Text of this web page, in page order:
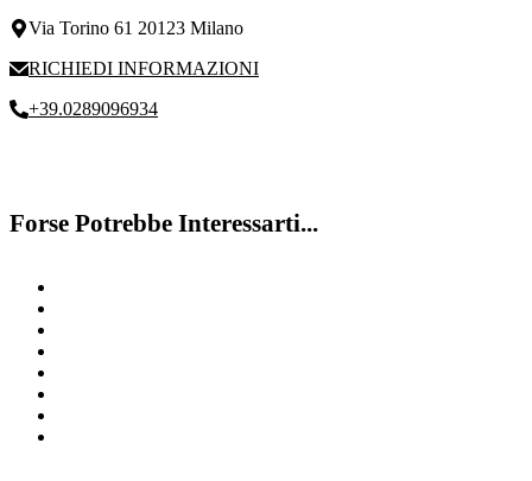
Via Torino 61 20123 Milano
RICHIEDI INFORMAZIONI
+39.0289096934
Forse Potrebbe Interessarti...